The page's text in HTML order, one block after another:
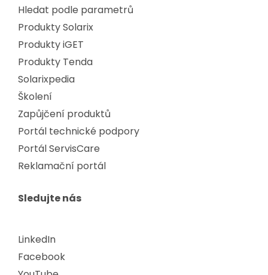
Hledat podle parametrů
Produkty Solarix
Produkty iGET
Produkty Tenda
Solarixpedia
Školení
Zapůjčení produktů
Portál technické podpory
Portál ServisCare
Reklamační portál
Sledujte nás
LinkedIn
Facebook